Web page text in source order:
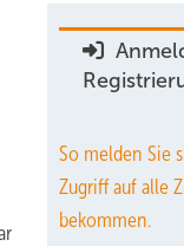
So melden Sie
Zugriff auf alle
bekommen.